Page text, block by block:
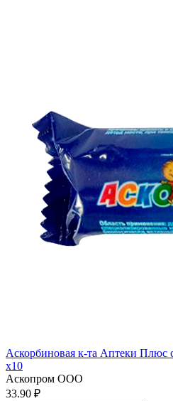
Аскорбиновая к-та Аптеки Плюс
x10
Аскопром ООО
33.90 ₽